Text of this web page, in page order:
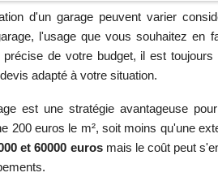
d'un garage peuvent varier
l'usage que vous souhaitez en
de votre budget, il est
adapté à votre situation.
est une stratégie avantageuse
200 euros le m², soit moins qu'une
et 60000 eurosmais le coût peut